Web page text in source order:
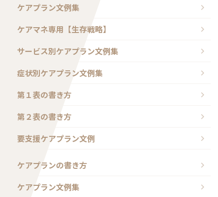
ケアプラン文例集
ケアマネ専用【生存戦略】
サービス別ケアプラン文例集
症状別ケアプラン文例集
第１表の書き方
第２表の書き方
要支援ケアプラン文例
ケアプランの書き方
ケアプラン文例集